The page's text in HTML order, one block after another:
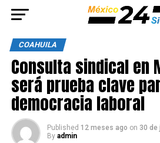
COAHUILA
Consulta sindical en
será prueba clave
democracia laboral
Published 12 meses ago on 30 de
By admin